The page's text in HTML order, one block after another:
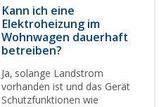
Kann ich eine
Elektroheizung im
Wohnwagen dauerhaft
betreiben?
Ja, solange Landstrom
vorhanden ist und das Gerät
Schutzfunktionen wie